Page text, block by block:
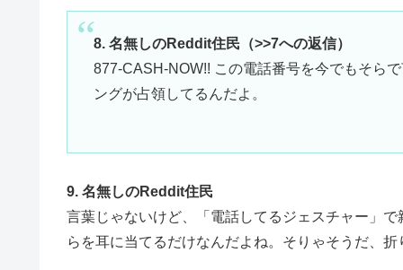
8. 名無しのReddit住民（>>7への返信）
877-CASH-NOW!! この電話番号を今でもそら
ングが占領してるんだよ。
9. 名無しのReddit住民
言葉じゃないけど、「電話してるジェスチャー」
らを耳に当てるだけなんだよね。そりゃそうだ、